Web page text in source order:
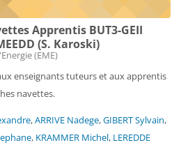
Apprentis BUT3-GEII
(S. Karoski)
(EME)
enseignants tuteurs et aux apprentis
navettes.
,ARRIVE Nadege,GIBERT Sylvain,
, KRAMMER Michel, LEREDDE